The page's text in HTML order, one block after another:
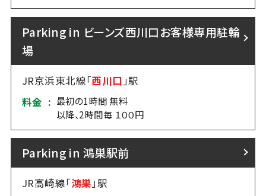
Parking in ビーンズ西川口お客様専用駐輪
場
JR京浜東北線「西川口」駅
料金 : 最初の1時間 無料
以降、2時間毎 １００円
Parking in 鴻巣駅前
JR高崎線「鴻巣」駅